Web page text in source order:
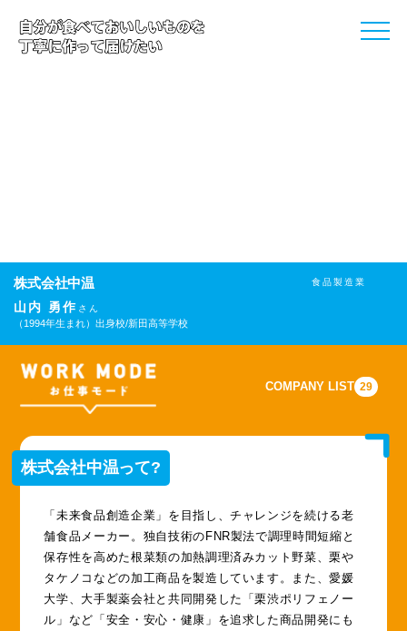
toggle
食品製造業
株式会社中温
山内 勇作 さん
（1994年生まれ） 出身校/新田高等学校
COMPANY LIST 29
株式会社中温って?
「未来食品創造企業」を目指し、チャレンジを続ける老
舗食品メーカー。独自技術のFNR製法で調理時間短縮と
保存性を高めた根菜類の加熱調理済みカット野菜、栗や
タケノコなどの加工商品を製造しています。また、愛媛
大学、大手製薬会社と共同開発した「栗渋ポリフェノー
ル」など「安全・安心・健康」を追求した商品開発にも